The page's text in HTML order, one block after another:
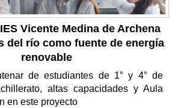
Vicente Medina de Archena
del río como fuente de energía
renovable
de estudiantes de 1° y 4° de
altas capacidades y Aula
en este proyecto